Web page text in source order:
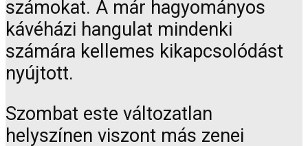
számokat. A már hagyományos
kávéházi hangulat mindenki
számára kellemes kikapcsolódást
nyújtott.
Szombat este változatlan
helyszínen viszont más zenei